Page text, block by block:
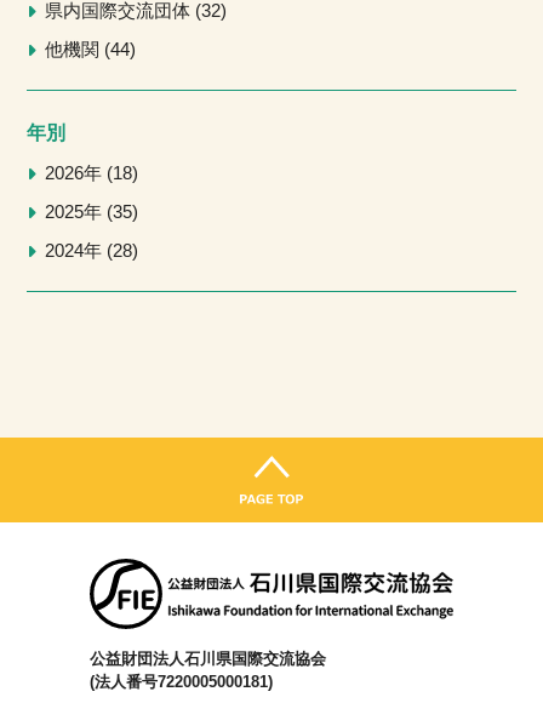
県内国際交流団体 32
他機関
44
年別
2026年
18
2025年 35
2024年
28
公益財団法人石川県国際交流協会
(法人番号7220005000181)